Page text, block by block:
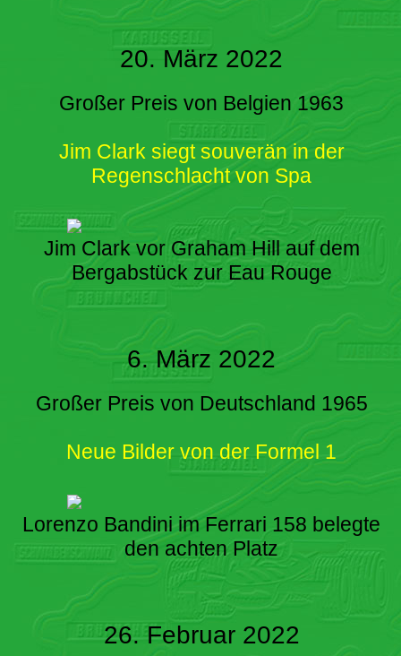
20. März 2022
Großer Preis von Belgien 1963
Jim Clark siegt souverän in der
Regenschlacht von Spa
Jim Clark vor Graham Hill auf dem
Bergabstück zur Eau Rouge
6. März 2022
Großer Preis von Deutschland 1965
Neue Bilder von der Formel 1
Lorenzo Bandini im Ferrari 158 belegte
den achten Platz
26. Februar 2022